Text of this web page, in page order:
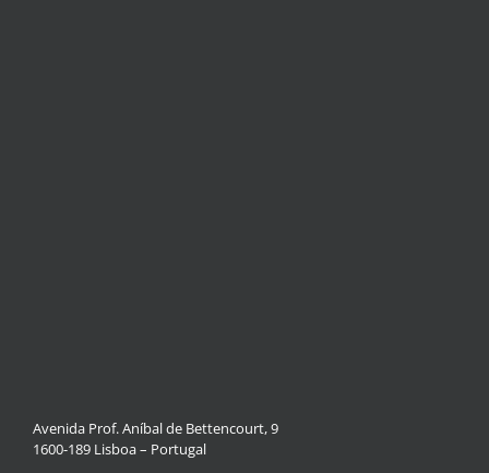
Avenida Prof. Aníbal de Bettencourt, 9
1600-189 Lisboa – Portugal